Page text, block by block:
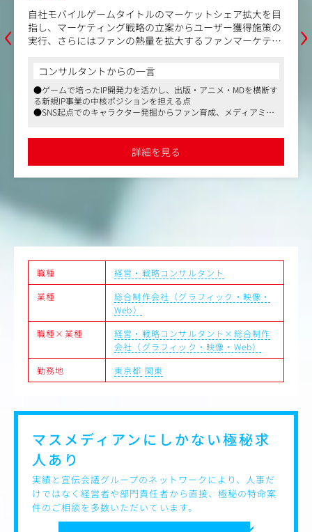
‹
自社モバイルゲームタイトルのマーケットシェア拡大を目
指し、マーケティング戦略の立案からユーザー獲得施策の
実行、さらにはファンの熱量を拡大するファンマーケティ
＜具体的には...＞
・マーケティング戦略の策定：フェーズ（事前登録、ロー
ンチ、運用期）に合わせた全体戦略の立案
・デジタル広告の運用：Google、各種SNSやADNW等の実
・KPI分析とグロース：LTV、ROAS、CPI等の重要指標に基
づいた効果測定と改善施策の実行
フルエンサー施策、媒体PR等との連動
＜本ポジションの魅力＞
に直結する手応えを感じられます
・ユーザー獲得だけなく、リテンション、エンゲージメン
ト向上を狙ったコミュニティマネジメントの知見も得るこ
とができます
・一気通貫の経験： 上流から現場までを統合的に管理でき
るため、マーケターとしての市場価値が飛躍的に高まりま
コンサルタントからの一言
●ゲームで培ったIP開発力を活かし、出版・アニメ・MDを横断す
る新規IP事業の中核ポジションを担える点
●SNS起点でのキャラクター発掘からファン育成、メディアミッ
ティブ業務と両立しやすい柔軟な就業環境が整っている点
詳細を見る
›
職種
経営・戦略コンサルタント
業種
総合制作会社（グラフィック・映像・
Web）
職種×業種
経営・戦略コンサルタント×総合制作
会社（グラフィック・映像・Web）
勤務地
東京都 関東
マスメディアンにしかない極秘求
人あり
実績と宣伝会議グループのネットワークにより、人事だ
けではなく経営者や部門責任者から直接、極秘の特命案
件のご相談を多数いただいています。